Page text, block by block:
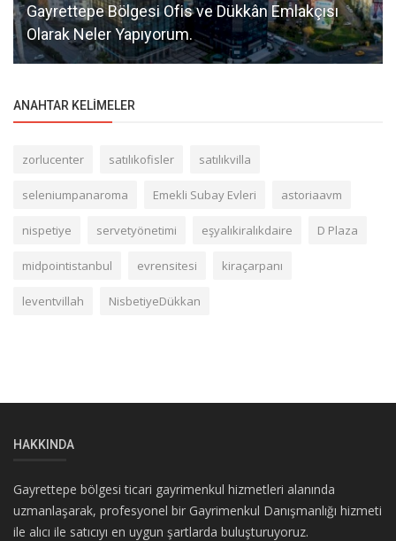
Gayrettepe Bölgesi Ofis ve Dükkân Emlakçısı
Olarak Neler Yapıyorum.
ANAHTAR KELIMELER
zorlucenter satılıkofisler satılıkvilla
seleniumpanaroma Emekli Subay Evleri astoriaavm
nispetiye servetyönetimi eşyalıkiralıkdaire D Plaza
midpointistanbul evrensitesi kiraçarpanı
leventvillah NisbetiyeDükkan
HAKKINDA
Gayrettepe bölgesi ticari gayrimenkul hizmetleri alanında
uzmanlaşarak, profesyonel bir Gayrimenkul Danışmanlığı hizmeti
ile alıcı ile satıcıyı en uygun şartlarda buluşturuyoruz.